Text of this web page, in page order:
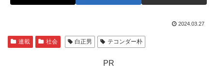
2024.03.27
連載 社会 白正男 テコンダー朴
PR